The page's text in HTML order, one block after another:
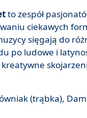
to zespół
ciekawych
sięgają do
po ludowe i
(trąbka),